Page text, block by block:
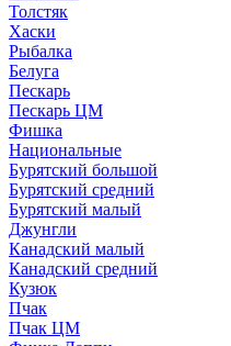
Толстяк
Хаски
Рыбалка
Белуга
Пескарь
Пескарь ЦМ
Фишка
Национальные
Бурятский большой
Бурятский средний
Бурятский малый
Джунгли
Канадский малый
Канадский средний
Кузюк
Пчак
Пчак ЦМ